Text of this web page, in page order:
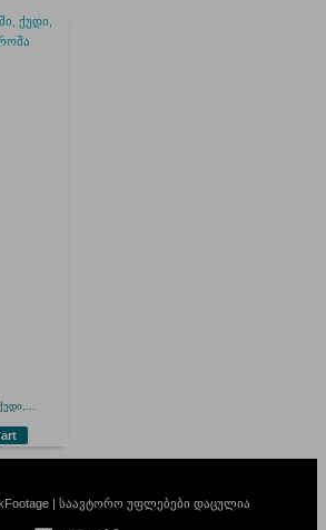
| საავტორო უფლებები დაცულია